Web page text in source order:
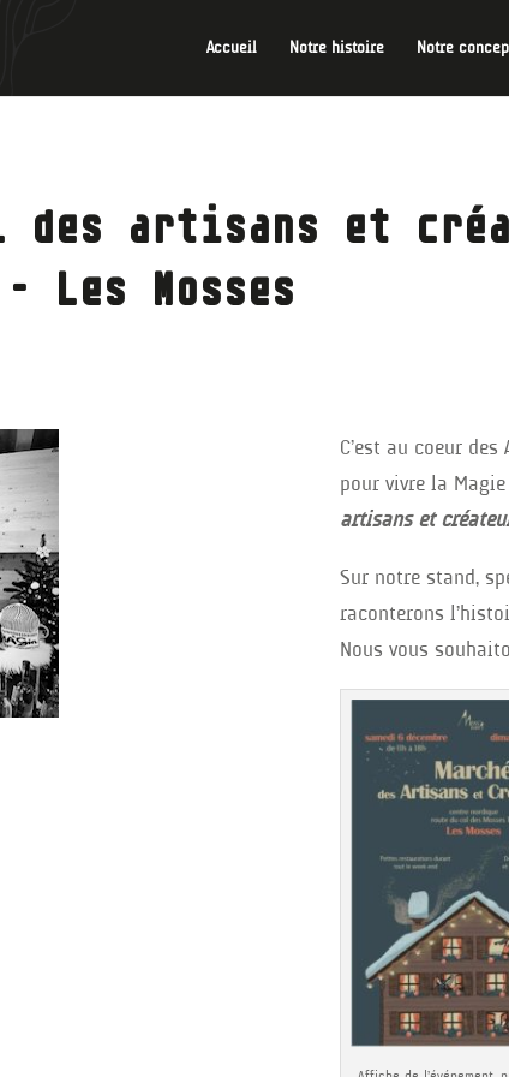
Accueil Notre histoire Notre
des artisans et
Les Mosses
C’est au coeur
pour vivre la
artisans et
Sur notre stand,
raconterons
Nous vous